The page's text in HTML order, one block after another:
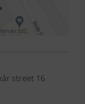
street 16